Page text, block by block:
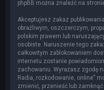
phpBB można znaleźć na
Akceptujesz zakaz
obraźliwym, oszczerczym,
polskim prawem lub
osobiste. Naruszenie tego
całkowitym zablokowaniem
internetu zostanie
zachowaniu. Wyrażasz zgodę
Radia, rozkodowanie, online”
zmienić, przenieść lub